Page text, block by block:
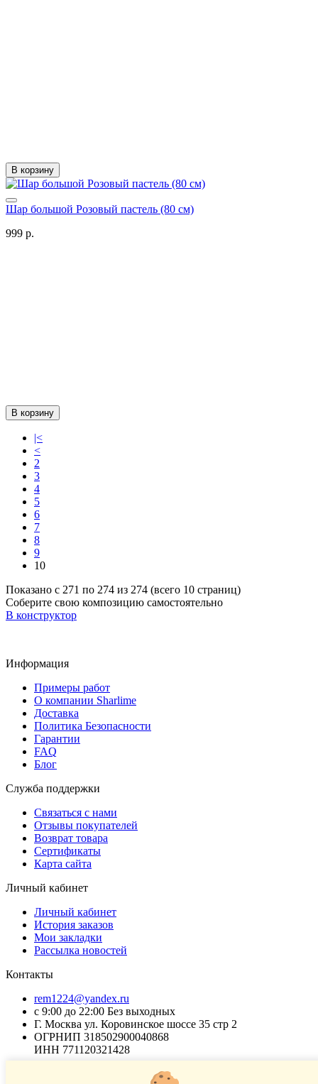
В корзину
Шар большой Розовый пастель (80 см)
999 р.
В корзину
|<
<
2
3
4
5
6
7
8
9
10
Показано с 271 по 274 из 274 (всего 10 страниц)
Соберите свою композицию самостоятельно
В конструктор
Информация
Примеры работ
О компании Sharlime
Доставка
Политика Безопасности
Гарантии
FAQ
Блог
Служба поддержки
Связаться с нами
Отзывы покупателей
Возврат товара
Сертификаты
Карта сайта
Личный кабинет
Личный кабинет
История заказов
Мои закладки
Рассылка новостей
Контакты
rem1224@yandex.ru
с 9:00 до 22:00 Без выходных
Г. Москва ул. Коровинское шоссе 35 стр 2
ОГРНИП 318502900040868
ИНН 771120321428